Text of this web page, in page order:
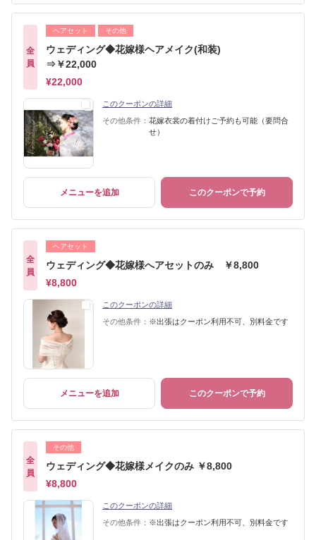
全
員
ヘアセット その他
ウェディング◆花嫁様ヘアメイク(和装)
⇒￥22,000
¥22,000
このクーポンの詳細
その他条件： 花嫁衣裳の着付けご予約も可能（要問合
せ）
メニューを追加 このクーポンで予約
全
員
ヘアセット
ウェディング◆花嫁様へアセットのみ ￥8,800
¥8,800
このクーポンの詳細
その他条件： ※出張はクーポン利用不可、別料金です
メニューを追加 このクーポンで予約
全
員
その他
ウェディング◆花嫁様メイクのみ ￥8,800
¥8,800
このクーポンの詳細
その他条件： ※出張はクーポン利用不可、別料金です